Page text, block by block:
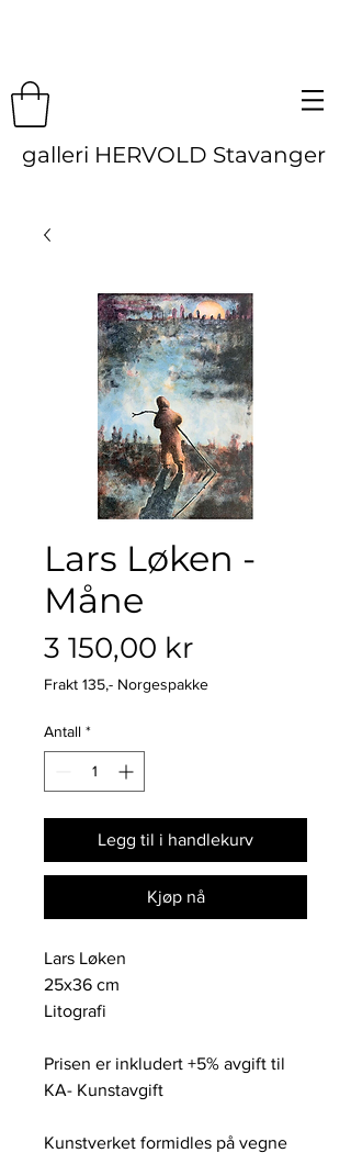
galleri HERVOLD Stavanger
Lars Løken -
Måne
3 150,00 krPris
Frakt 135,- Norgespakke
Antall *
Legg til i handlekurv
Kjøp nå
Lars Løken
25x36 cm
Litografi
Prisen er inkludert +5% avgift til
KA- Kunstavgift
Kunstverket formidles på vegne